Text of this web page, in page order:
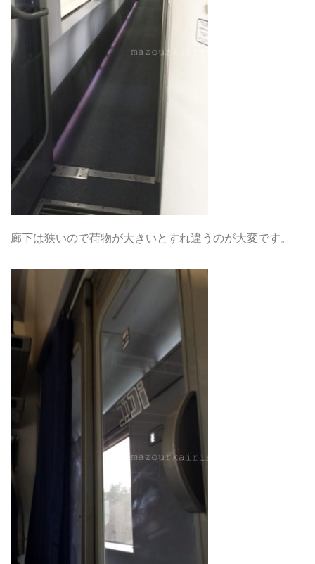
廊下は狭いので荷物が大きいとすれ違うのが大変です。